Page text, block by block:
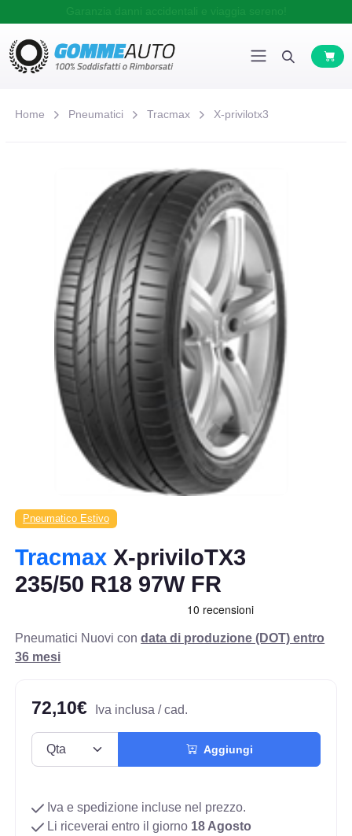
Home Pneumatici Tracmax X-privilotx3
Pneumatico Estivo
Tracmax X-priviloTX3
235/50 R18 97W FR
Pneumatici Nuovi condata di produzione (DOT) entro
36 mesi
72,10€ Iva inclusa / cad.
Aggiungi
Iva e spedizione incluse nel prezzo.
Li riceverai entro il giorno 18 Agosto